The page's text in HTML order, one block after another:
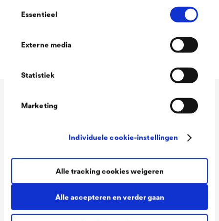
Essentieel
Externe media
Statistiek
Marketing
Individuele cookie-instellingen
Alle accepteren en verder gaan
Alle tracking cookies weigeren
Sneldrogend
Technische gegevens
blauw / 1065 T Mosgroen /
1063 T Zweeds groen / 1089 T